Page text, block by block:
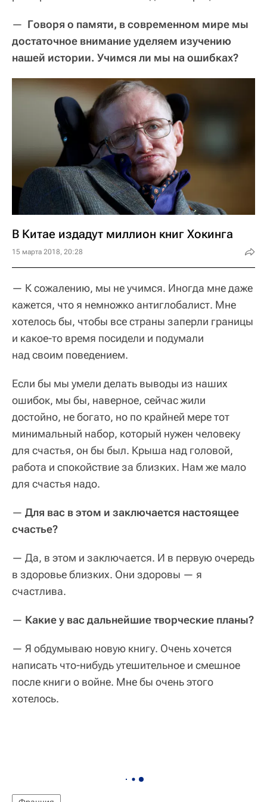
— Говоря о памяти, в современном мире мы
достаточное внимание уделяем изучению
нашей истории. Учимся ли мы на ошибках?
В Китае издадут миллион книг Хокинга
15 марта 2018, 20:28
— К сожалению, мы не учимся. Иногда мне даже
кажется, что я немножко антиглобалист. Мне
хотелось бы, чтобы все страны заперли границы
и какое-то время посидели и подумали
над своим поведением.
Если бы мы умели делать выводы из наших
ошибок, мы бы, наверное, сейчас жили
достойно, не богато, но по крайней мере тот
минимальный набор, который нужен человеку
для счастья, он бы был. Крыша над головой,
работа и спокойствие за близких. Нам же мало
для счастья надо.
— Для вас в этом и заключается настоящее
счастье?
— Да, в этом и заключается. И в первую очередь
в здоровье близких. Они здоровы — я
счастлива.
— Какие у вас дальнейшие творческие планы?
— Я обдумываю новую книгу. Очень хочется
написать что-нибудь утешительное и смешное
после книги о войне. Мне бы очень этого
хотелось.